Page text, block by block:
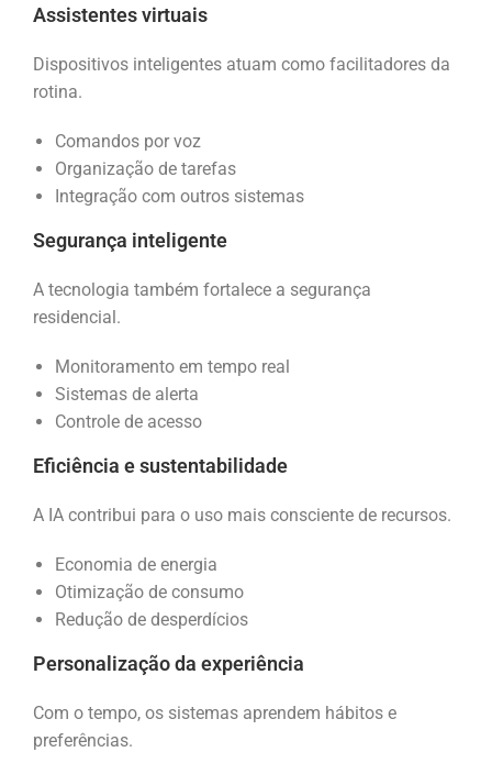
Assistentes virtuais
Dispositivos inteligentes atuam como facilitadores da
rotina.
Comandos por voz
Organização de tarefas
Integração com outros sistemas
Segurança inteligente
A tecnologia também fortalece a segurança
residencial.
Monitoramento em tempo real
Sistemas de alerta
Controle de acesso
Eficiência e sustentabilidade
A IA contribui para o uso mais consciente de recursos.
Economia de energia
Otimização de consumo
Redução de desperdícios
Personalização da experiência
Com o tempo, os sistemas aprendem hábitos e
preferências.